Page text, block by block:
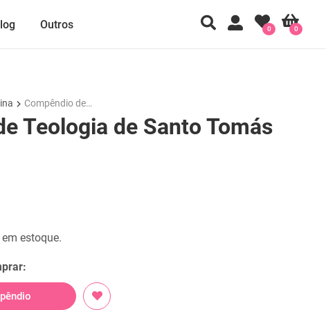
Outros 0
0
Compêndio de…
Teologia de Santo Tomás
estoque.